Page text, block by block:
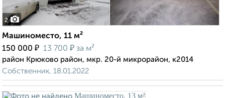
2
Машиноместо, 11 м²
150 000 ₽ 13 700 ₽ за м²
район Крюково район, мкр. 20-й микрорайон, к2014
Собственник, 18.01.2022